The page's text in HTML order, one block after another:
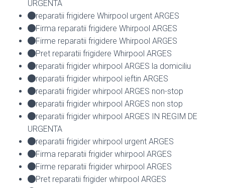
URGENTA
reparatii frigidere Whirpool urgent ARGES
Firma reparatii frigidere Whirpool ARGES
Firme reparatii frigidere Whirpool ARGES
Pret reparatii frigidere Whirpool ARGES
reparatii frigider whirpool ARGES la domiciliu
reparatii frigider whirpool ieftin ARGES
reparatii frigider whirpool ARGES non-stop
reparatii frigider whirpool ARGES non stop
reparatii frigider whirpool ARGES IN REGIM DE
URGENTA
reparatii frigider whirpool urgent ARGES
Firma reparatii frigider whirpool ARGES
Firme reparatii frigider whirpool ARGES
Pret reparatii frigider whirpool ARGES